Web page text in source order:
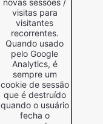
novas sessões /
visitas para
visitantes
recorrentes.
Quando usado
pelo Google
Analytics, é
sempre um
cookie de sessão
que é destruído
quando o usuário
fecha o